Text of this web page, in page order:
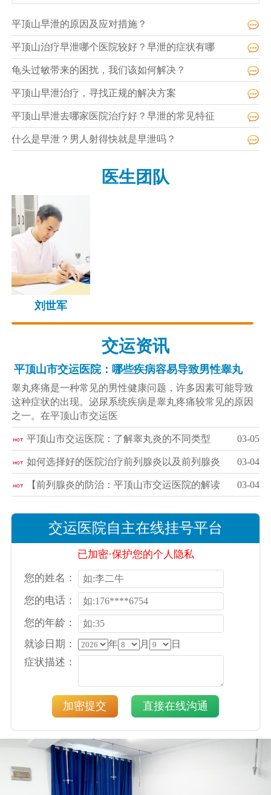
平顶山早泄的原因及应对措施？
平顶山治疗早泄哪个医院较好？早泄的症状有哪
龟头过敏带来的困扰，我们该如何解决？
平顶山早泄治疗，寻找正规的解决方案
平顶山早泄去哪家医院治疗好？早泄的常见特征
什么是早泄？男人射得快就是早泄吗？
医生团队
刘世军
交运资讯
平顶山市交运医院：哪些疾病容易导致男性睾丸
睾丸疼痛是一种常见的男性健康问题，许多因素可能导致
这种症状的出现。泌尿系统疾病是睾丸疼痛较常见的原因
之一。在平顶山市交运医
平顶山市交运医院：了解睾丸炎的不同类型 03-05
如何选择好的医院治疗前列腺炎以及前列腺炎 03-04
【前列腺炎的防治：平顶山市交运医院的解读 03-04
交运医院自主在线挂号平台
已加密·保护您的个人隐私
您的姓名：
您的电话：
您的年龄：
就诊日期：
年 月 日
症状描述：
加密提交 直接在线沟通